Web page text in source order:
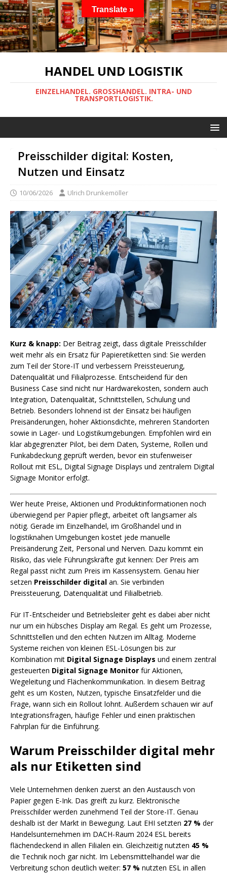
HANDEL UND LOGISTIK
EINZELHANDEL. GROSSHANDEL. INTRA- UND
TRANSPORTLOGISTIK.
Preisschilder digital: Kosten,
Nutzen und Einsatz
10/06/2026 Ulrich Drunkemöller
Kurz & knapp: Der Beitrag zeigt, dass digitale Preisschilder
weit mehr als ein Ersatz für Papieretiketten sind: Sie werden
zum Teil der Store-IT und verbessern Preissteuerung,
Datenqualität und Filialprozesse. Entscheidend für den
Business Case sind nicht nur Hardwarekosten, sondern auch
Integration, Datenqualität, Schnittstellen, Schulung und
Betrieb. Besonders lohnend ist der Einsatz bei häufigen
Preisänderungen, hoher Aktionsdichte, mehreren Standorten
sowie in Lager- und Logistikumgebungen. Empfohlen wird ein
klar abgegrenzter Pilot, bei dem Daten, Systeme, Rollen und
Funkabdeckung geprüft werden, bevor ein stufenweiser
Rollout mit ESL, Digital Signage Displays und zentralem Digital
Signage Monitor erfolgt.
Wer heute Preise, Aktionen und Produktinformationen noch
überwiegend per Papier pflegt, arbeitet oft langsamer als
nötig. Gerade im Einzelhandel, im Großhandel und in
logistiknahen Umgebungen kostet jede manuelle
Preisänderung Zeit, Personal und Nerven. Dazu kommt ein
Risiko, das viele Führungskräfte gut kennen: Der Preis am
Regal passt nicht zum Preis im Kassensystem. Genau hier
setzen Preisschilder digital an. Sie verbinden
Preissteuerung, Datenqualität und Filialbetrieb.
Für IT-Entscheider und Betriebsleiter geht es dabei aber nicht
nur um ein hübsches Display am Regal. Es geht um Prozesse,
Schnittstellen und den echten Nutzen im Alltag. Moderne
Systeme reichen von kleinen ESL-Lösungen bis zur
Kombination mit Digital Signage Displays und einem zentral
gesteuerten Digital Signage Monitor für Aktionen,
Wegeleitung und Flächenkommunikation. In diesem Beitrag
geht es um Kosten, Nutzen, typische Einsatzfelder und die
Frage, wann sich ein Rollout lohnt. Außerdem schauen wir auf
Integrationsfragen, häufige Fehler und einen praktischen
Fahrplan für die Einführung.
Warum Preisschilder digital mehr
als nur Etiketten sind
Viele Unternehmen denken zuerst an den Austausch von
Papier gegen E-Ink. Das greift zu kurz. Elektronische
Preisschilder werden zunehmend Teil der Store-IT. Genau
deshalb ist der Markt in Bewegung. Laut EHI setzten 27 % der
Handelsunternehmen im DACH-Raum 2024 ESL bereits
flächendeckend in allen Filialen ein. Gleichzeitig nutzten 45 %
die Technik noch gar nicht. Im Lebensmittelhandel war die
Verbreitung schon deutlich weiter: 57 % nutzten ESL in allen
Translate »